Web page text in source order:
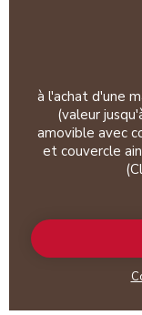
à l'achat d'une
(valeur
amovible avec
et couvercle